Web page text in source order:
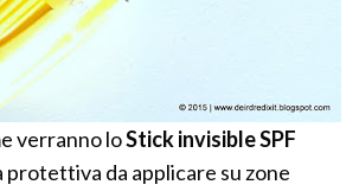
verranno loStick invisible SPF
protettiva da applicare su zone